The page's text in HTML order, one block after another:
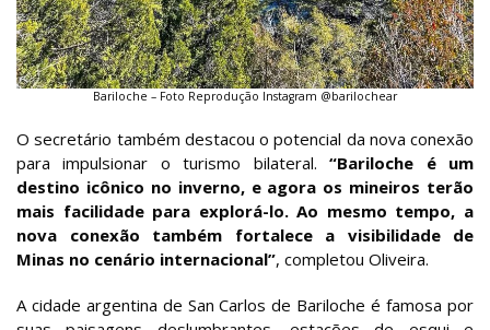
Bariloche – Foto Reprodução Instagram @barilochear
O secretário também destacou o potencial da nova conexão
para impulsionar o turismo bilateral.“Bariloche é um
destino icônico no inverno, e agora os mineiros terão
mais facilidade para explorá-lo. Ao mesmo tempo, a
nova conexão também fortalece a visibilidade de
Minas no cenário internacional”, completou Oliveira.
A cidade argentina de San Carlos de Bariloche é famosa por